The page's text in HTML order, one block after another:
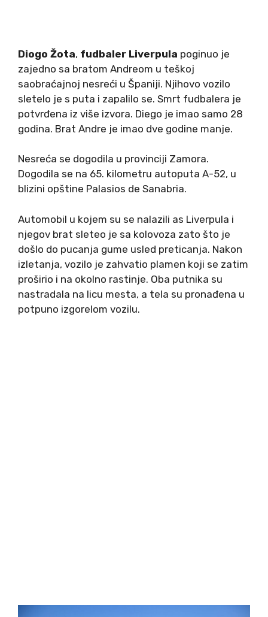
Diogo Žota, fudbaler Liverpula poginuo je
zajedno sa bratom Andreom u teškoj
saobraćajnoj nesreći u Španiji. Njihovo vozilo
sletelo je s puta i zapalilo se. Smrt fudbalera je
potvrđena iz više izvora. Diego je imao samo 28
godina. Brat Andre je imao dve godine manje.
Nesreća se dogodila u provinciji Zamora.
Dogodila se na 65. kilometru autoputa A-52, u
blizini opštine Palasios de Sanabria.
Automobil u kojem su se nalazili as Liverpula i
njegov brat sleteo je sa kolovoza zato što je
došlo do pucanja gume usled preticanja. Nakon
izletanja, vozilo je zahvatio plamen koji se zatim
proširio i na okolno rastinje. Oba putnika su
nastradala na licu mesta, a tela su pronađena u
potpuno izgorelom vozilu.